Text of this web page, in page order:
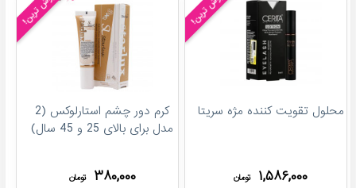
محلول تقویت کننده مژه سریتا
۱,۵۸۶,۰۰۰ تومان
کرم دور چشم استارلوکس (2
مدل برای بالای 25 و 45 سال)
۳۸۰,۰۰۰
تومان